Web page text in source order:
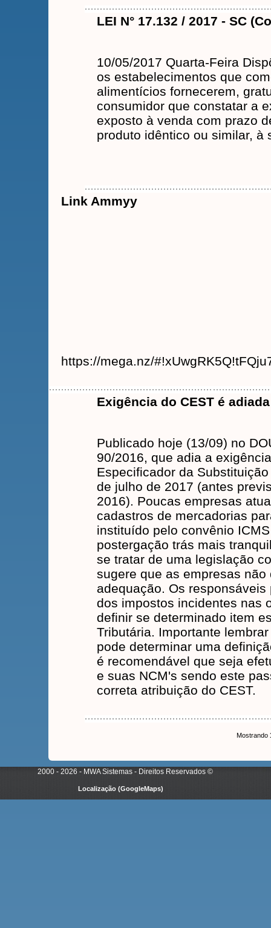
LEI N° 17.132 / 2017 - SC
10/05/2017 Quarta-Feira
os estabelecimentos que
alimentícios fornecerem,
consumidor que constatar a
exposto à venda com prazo
produto idêntico ou similar, à
Link Ammyy
https://mega.nz/
Exigência do CEST é
Publicado hoje (13/09) no
90/2016, que adia a
Especificador da
de julho de 2017 (antes
2016). Poucas empresas
cadastros de mercadorias
instituído pelo convênio
postergação trás mais
se tratar de uma legislação
sugere que as empresas
adequação. Os
dos impostos incidentes nas
definir se determinado item
Tributária. Importante
pode determinar uma
é recomendável que seja
e suas NCM's sendo este
correta atribuição do CEST.
Mostrando
2000 - 2026 - MWA Sistemas - Direitos Reservados©
Localização (GoogleMaps)